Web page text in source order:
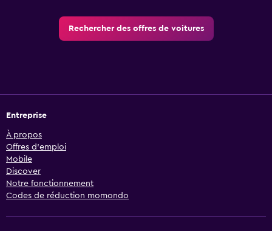
Rechercher des offres de voitures
Entreprise
À propos
Offres d’emploi
Mobile
Discover
Notre fonctionnement
Codes de réduction momondo